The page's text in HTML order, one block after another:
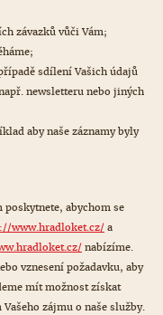
závazků vůči Vám;
sdílení Vašich údajů
newsletteru nebo jiných
aby naše záznamy byly
poskytnete, abychom se
www.hradloket.cz/ a
nabízíme.
vznesení požadavku, aby
mít možnost získat
zájmu o naše služby.